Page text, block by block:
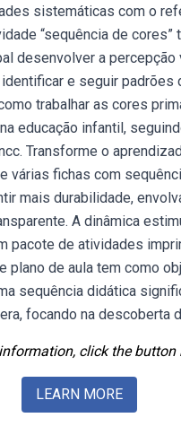
sistemáticas com o
“sequência de cores”
desenvolver a percepção
e seguir padrões
trabalhar as cores
educação infantil,
Transforme o
várias fichas com
mais durabilidade,
A dinâmica
pacote de atividades
plano de aula tem como
sequência didática
focando na descoberta
click the button
LEARN MORE